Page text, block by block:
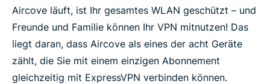
Aircove läuft, ist Ihr gesamtes WLAN geschützt – und
Freunde und Familie können Ihr VPN mitnutzen! Das
liegt daran, dass Aircove als eines der acht Geräte
zählt, die Sie mit einem einzigen Abonnement
gleichzeitig mit ExpressVPN verbinden können.